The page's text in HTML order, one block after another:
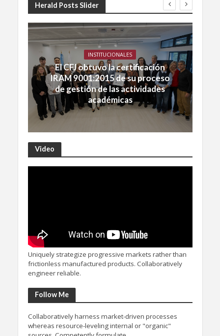
Herald Posts Slider
INSTITUCIONALES
El CFJ obtuvo la certificación
IRAM 9001:2015 de su proceso
de gestión de las actividades
académicas
Video
Uniquely strategize progressive markets rather than
frictionless manufactured products. Collaboratively
engineer reliable.
Follow Me
Collaboratively harness market-driven processes
whereas resource-leveling internal or "organic"